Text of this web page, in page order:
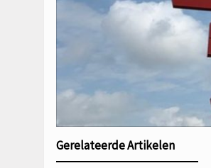
Gerelateerde Artikelen